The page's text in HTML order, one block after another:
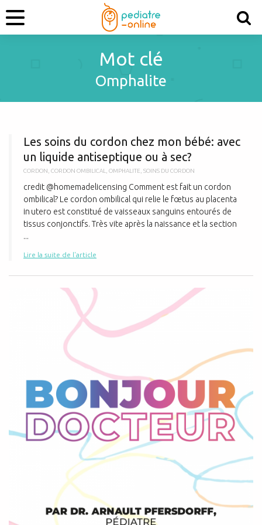
Mot clé
Omphalite
Les soins du cordon chez mon bébé: avec
un liquide antiseptique ou à sec?
CORDON CORDON OMBILICAL OMPHALITE SOINS DU CORDON
credit @homemadelicensing Comment est fait un cordon
ombilical? Le cordon ombilical qui relie le fœtus au placenta
in utero est constitué de vaisseaux sanguins entourés de
tissus conjonctifs. Très vite après la naissance et la section
...
Lire la suite de l'article